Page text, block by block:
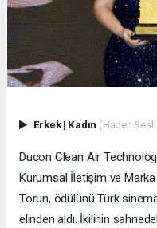
Erkek| Kadın (Haberi
Ducon Clean Air
Kurumsal İletişim ve
Torun, ödülünü Türk
elinden aldı. İkilinin